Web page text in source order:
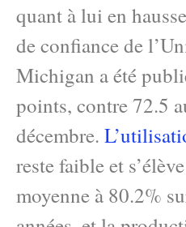
quant à lui en
de confiance de
Michigan a été
points, contre 72.5
décembre.
reste faible et
moyenne à 80.2%